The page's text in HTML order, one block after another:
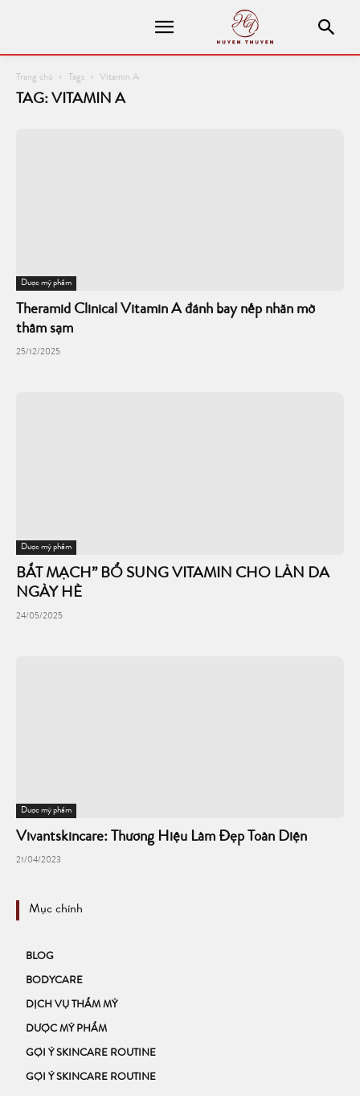
Trang chủ Tags Vitamin A
TAG: VITAMIN A
Dược mỹ phẩm
Theramid Clinical Vitamin A đánh bay nếp nhăn mờ
thâm sạm
25/12/2025
Dược mỹ phẩm
BẮT MẠCH” BỔ SUNG VITAMIN CHO LÀN DA
NGÀY HÈ
24/05/2025
Dược mỹ phẩm
Vivantskincare: Thương Hiệu Làm Đẹp Toàn Diện
21/04/2023
Mục chính
BLOG
BODYCARE
DỊCH VỤ THẨM MỸ
DƯỢC MỸ PHẨM
GỢI Ý SKINCARE ROUTINE
GỢI Ý SKINCARE ROUTINE